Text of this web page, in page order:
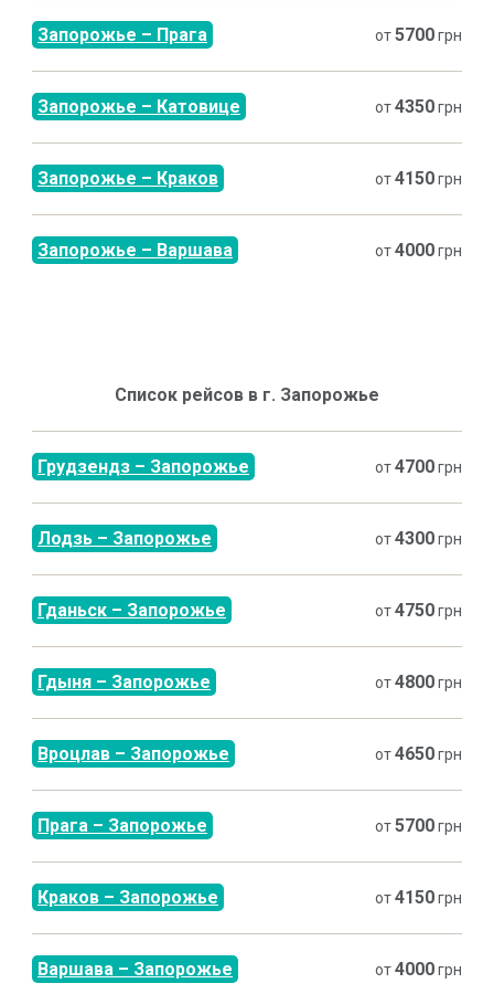
Запорожье – Прага от5700грн
Запорожье – Катовице от4350грн
Запорожье – Краков от4150грн
Запорожье – Варшава от4000грн
Список рейсов в г. Запорожье
Грудзендз – Запорожье от4700грн
Лодзь – Запорожье от4300грн
Гданьск – Запорожье от4750грн
Гдыня – Запорожье от4800грн
Вроцлав – Запорожье от4650грн
Прага – Запорожье от5700грн
Краков – Запорожье от4150грн
Варшава – Запорожье от4000грн